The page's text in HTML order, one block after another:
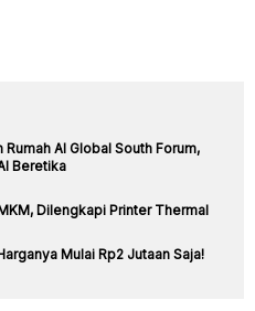
AI Global South Forum,
Beretika
Dilengkapi Printer Thermal
Mulai Rp2 Jutaan Saja!